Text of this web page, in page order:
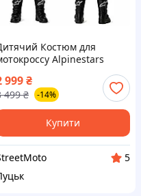
Костюм для
Alpinestars
мотокостюм форма
кросс мотокостюм
999₴
499 ₴ -14%
Купити
5